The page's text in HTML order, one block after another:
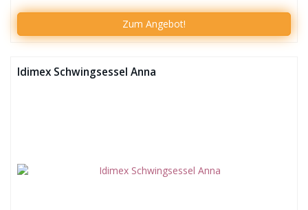
Zum Angebot!
Idimex Schwingsessel Anna